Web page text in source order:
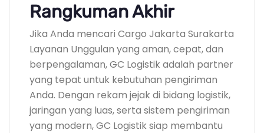
Rangkuman Akhir
Jika Anda mencari Cargo Jakarta Surakarta
Layanan Unggulan yang aman, cepat, dan
berpengalaman, GC Logistik adalah partner
yang tepat untuk kebutuhan pengiriman
Anda. Dengan rekam jejak di bidang logistik,
jaringan yang luas, serta sistem pengiriman
yang modern, GC Logistik siap membantu